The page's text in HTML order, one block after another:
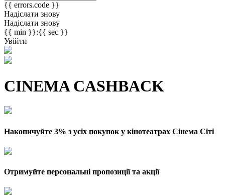
{{ errors.code }}
Надіслати знову
Надіслати знову
{{ min }}:{{ sec }}
Увійти
CINEMA CASHBACK
Накопичуйте 3% з усіх покупок у кінотеатрах Сінема Сіті
Отримуйте персональні пропозиції та акції